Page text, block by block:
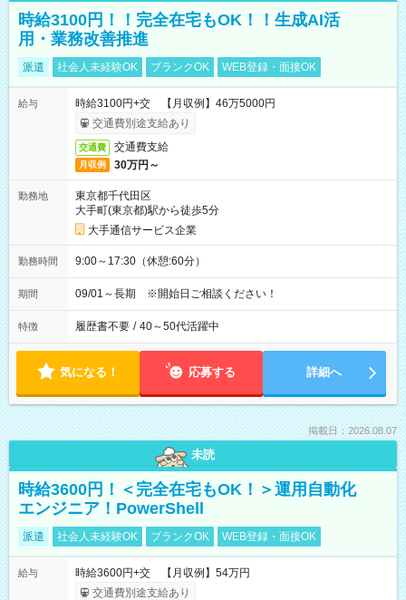
時給3100円！！完全在宅もOK！！生成AI活
用・業務改善推進
派遣 社会人未経験OK ブランクOK WEB登録・面接OK
給与
時給3100円+交 【月収例】46万5000円
交通費別途支給あり
交通費 交通費支給
月収例 30万円～
勤務地
東京都千代田区
大手町(東京都)駅から徒歩5分
大手通信サービス企業
勤務時間 9:00～17:30（休憩:60分）
期間 09/01～長期 ※開始日ご相談ください！
特徴 履歴書不要 / 40～50代活躍中
気になる！ 応募する 詳細へ
掲載日：2026.08.07
未読
時給3600円！＜完全在宅もOK！＞運用自動化
エンジニア！PowerShell
派遣 社会人未経験OK ブランクOK WEB登録・面接OK
給与
時給3600円+交 【月収例】54万円
交通費別途支給あり